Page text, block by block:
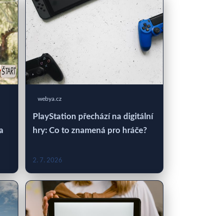
webya.cz
PlayStation přechází na digitální
hry: Co to znamená pro hráče?
2. 7. 2026